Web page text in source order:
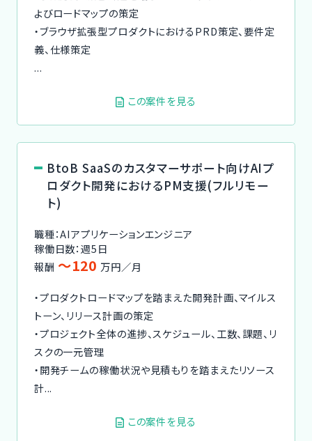
よびロードマップの策定
・ブラウザ拡張型プロダクトにおけるPRD策定、要件定
義、仕様策定
...
この案件を見る
BtoB SaaSのカスタマーサポート向けAIプ
ロダクト開発におけるPM支援(フルリモー
ト)
職種：AIアプリケーションエンジニア
稼働日数：週5日
報酬 〜120 万円／月
・プロダクトロードマップを踏まえた開発計画、マイルス
トーン、リリース計画の策定
・プロジェクト全体の進捗、スケジュール、工数、課題、リ
スクの一元管理
・開発チームの稼働状況や見積もりを踏まえたリソース
計...
この案件を見る